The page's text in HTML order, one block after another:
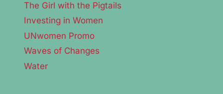
The Girl with the Pigtails
Investing in Women
UNwomen Promo
Waves of Changes
Water